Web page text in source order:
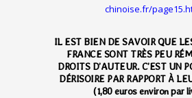
chinoise.fr/
IL EST BIEN DE SAVOIR QUE
FRANCE SONT TRÈS PEU
DROITS D’AUTEUR. C’EST UN
DÉRISOIRE PAR RAPPORT À
(1,80 euros environ par